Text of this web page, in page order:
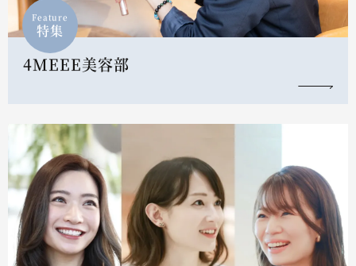
Feature
特集
4MEEE美容部